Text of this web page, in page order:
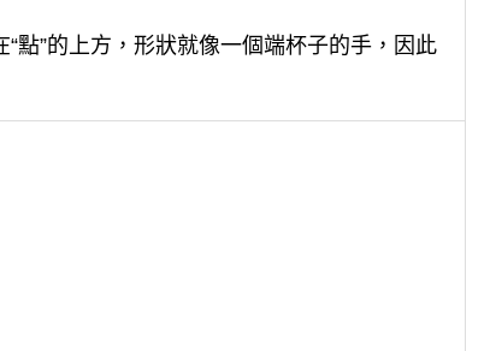
“點”的上方，形狀就像一個端杯子的手，因此